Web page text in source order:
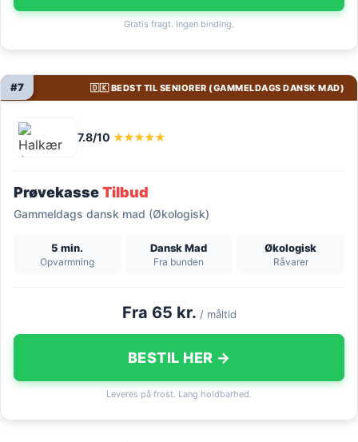
Gratis fragt. Ingen binding.
🇩🇰 BEDST TIL SENIORER (GAMMELDAGS DANSK MAD)
#7
7.8/10 ★★★★★
PrøvekasseTilbud
Gammeldags dansk mad (Økologisk)
5 min.
Opvarmning
Dansk Mad
Fra bunden
Økologisk
Råvarer
Fra 65 kr. / måltid
BESTIL HER →
Leveres på frost. Lang holdbarhed.